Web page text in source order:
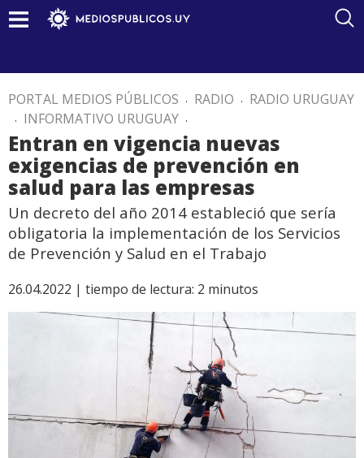
PORTAL MEDIOS PÚBLICOS . RADIO . RADIO URUGUAY
. INFORMATIVO URUGUAY .
Entran en vigencia nuevas
exigencias de prevención en
salud para las empresas
Un decreto del año 2014 estableció que sería
obligatoria la implementación de los Servicios
de Prevención y Salud en el Trabajo
26.04.2022 | tiempo de lectura: 2 minutos